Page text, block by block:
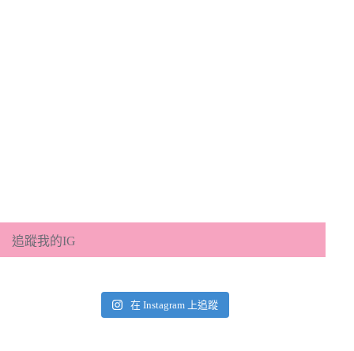
追蹤我的IG
在 Instagram 上追蹤